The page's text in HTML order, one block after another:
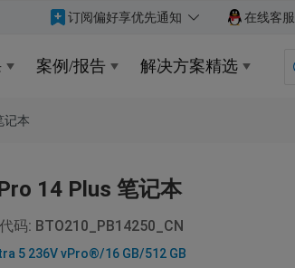
订阅偏好享优先通知 在线客服
案例/报告 解决方案精选
记本
14 Plus 笔记本
码: BTO210_PB14250_CN
5 236V vPro®/16 GB/512 GB